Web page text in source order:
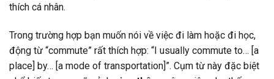
thích cá nhân.
Trong trường hợp bạn muốn nói về việc đi làm hoặc đi học,
động từ “commute” rất thích hợp: “I usually commute to… [a
place] by… [a mode of transportation]”. Cụm từ này đặc biệt